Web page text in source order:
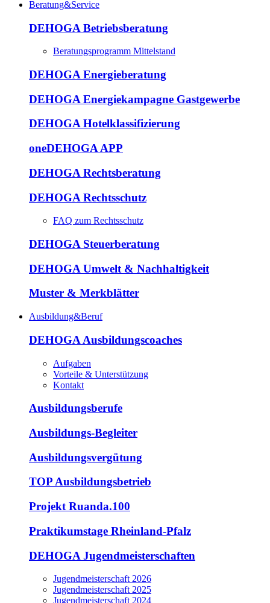
Beratung&Service
DEHOGA Betriebsberatung
Beratungsprogramm Mittelstand
DEHOGA Energieberatung
DEHOGA Energiekampagne Gastgewerbe
DEHOGA Hotelklassifizierung
oneDEHOGA APP
DEHOGA Rechtsberatung
DEHOGA Rechtsschutz
FAQ zum Rechtsschutz
DEHOGA Steuerberatung
DEHOGA Umwelt & Nachhaltigkeit
Muster & Merkblätter
Ausbildung&Beruf
DEHOGA Ausbildungscoaches
Aufgaben
Vorteile & Unterstützung
Kontakt
Ausbildungsberufe
Ausbildungs-Begleiter
Ausbildungsvergütung
TOP Ausbildungsbetrieb
Projekt Ruanda.100
Praktikumstage Rheinland-Pfalz
DEHOGA Jugendmeisterschaften
Jugendmeisterschaft 2026
Jugendmeisterschaft 2025
Jugendmeisterschaft 2024